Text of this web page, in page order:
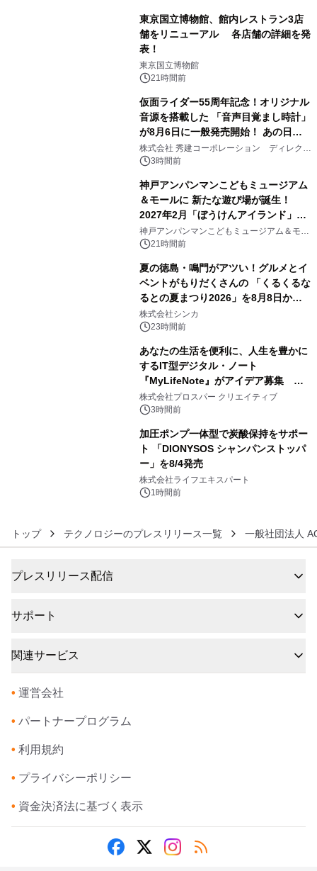
東京国立博物館、館内レストラン3店
舗をリニューアル 各店舗の詳細を発
表！
東京国立博物館
21時間前
仮面ライダー55周年記念！オリジナル
音源を搭載した 「音声目覚まし時計」
が8月6日に一般発売開始！ あの日の
大興奮が今甦る
株式会社 秀建コーポレーション ディレクト
アートギャラリー
3時間前
神戸アンパンマンこどもミュージアム
＆モールに 新たな遊び場が誕生！
2027年2月「ぼうけんアイランド」が
オープン
神戸アンパンマンこどもミュージアム＆モー
ル 21時間前
夏の徳島・鳴門がアツい！グルメとイ
ベントがもりだくさんの 「くるくるな
るとの夏まつり2026」を8月8日から9
日間開催 ～夏限定メニューや大抽選
会、大学芋スティックの振る舞いも～
株式会社シンカ
23時間前
あなたの生活を便利に、人生を豊かに
するIT型デジタル・ノート
『MyLifeNote』がアイデア募集 優
秀賞100名に1年間無償試用
株式会社プロスパー クリエイティブ
3時間前
加圧ポンプ一体型で炭酸保持をサポー
ト 「DIONYSOS シャンパンストッパ
ー」を8/4発売
株式会社ライフエキスパート
1時間前
トップ テクノロジーのプレスリリース一覧 一般社団法人
プレスリリース配信
サポート
関連サービス
• 運営会社
• パートナープログラム
• 利用規約
• プライバシーポリシー
• 資金決済法に基づく表示